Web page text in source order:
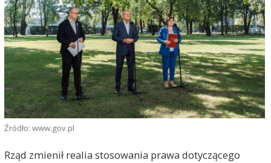
Źródło: www.gov.pl
Rząd zmienił realia stosowania prawa dotyczącego